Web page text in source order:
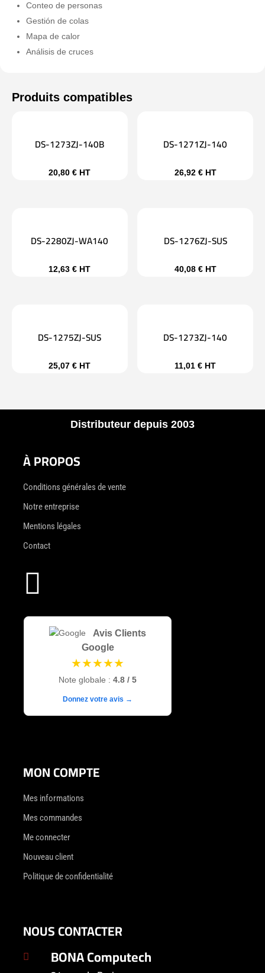
Conteo de personas
Gestión de colas
Mapa de calor
Análisis de cruces
DS-1273ZJ-140B
20,80€ HT
DS-1271ZJ-140
26,92 € HT
DS-2280ZJ-WA140
12,63€ HT
DS-1276ZJ-SUS
40,08 € HT
DS-1275ZJ-SUS
25,07€ HT
DS-1273ZJ-140
11,01€ HT
Distributeur depuis 2003
À PROPOS
Conditions générales de vente
Notre entreprise
Mentions légales
Contact

Avis Clients
Google
★★★★★
Note globale : 4.8 / 5
Donnez votre avis →
MON COMPTE
Mes informations
Mes commandes
Me connecter
Nouveau client
Politique de confidentialité
NOUS CONTACTER
 BONA Computech